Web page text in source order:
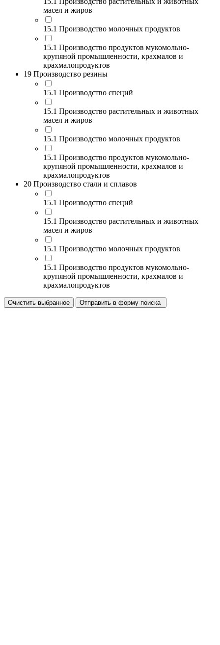
масел и жиров
15.1 Производство молочных продуктов
15.1 Производство продуктов мукомольно-
крупяной промышленности, крахмалов и
крахмалопродуктов
19 Производство резины
15.1 Производство специй
15.1 Производство растительных и животных
масел и жиров
15.1 Производство молочных продуктов
15.1 Производство продуктов мукомольно-
крупяной промышленности, крахмалов и
крахмалопродуктов
20 Производство стали и сплавов
15.1 Производство специй
15.1 Производство растительных и животных
масел и жиров
15.1 Производство молочных продуктов
15.1 Производство продуктов мукомольно-
крупяной промышленности, крахмалов и
крахмалопродуктов